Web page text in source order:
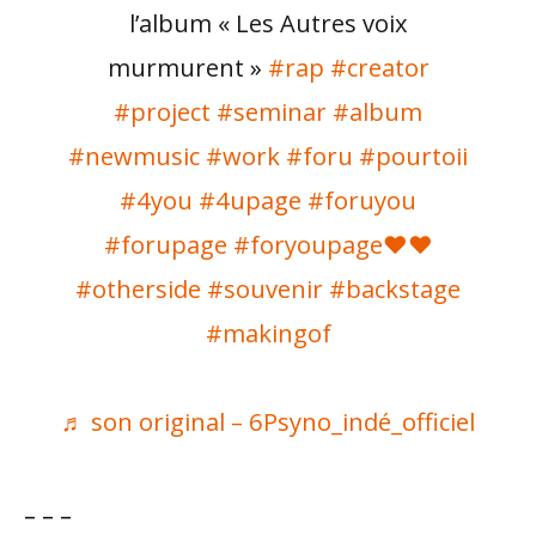
l’album « Les Autres voix
murmurent » #rap #creator
#project #seminar #album
#newmusic #work #foru #pourtoii
#4you #4upage #foruyou
#forupage #foryoupage❤️❤️
#otherside #souvenir #backstage
#makingof
♬ son original – 6Psyno_indé_officiel
– – –